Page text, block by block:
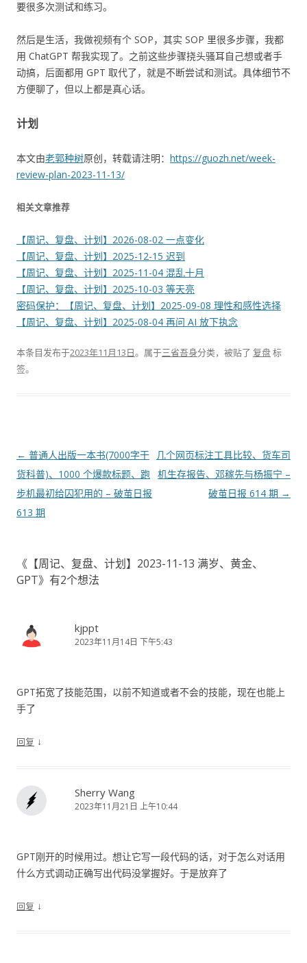
要很多次测试和练习。
然后是生活，我做视频有个 SOP，其实 SOP 里很多步骤，我都
用 ChatGPT 帮我实现了。之前这些步骤挠头骚耳自己想或者手
动搞，后面都用 GPT 取代了，就是不断尝试和测试。具体细节不
方便聊了，但以上都是真心话。
计划
本文由老郭种树原创，转载请注明： https://guozh.net/week-
review-plan-2023-11-13/
相关文章推荐
【周记、复盘、计划】2026-08-02 一点变化
【周记、复盘、计划】2025-12-15 迟到
【周记、复盘、计划】2025-11-04 混乱十月
【周记、复盘、计划】2025-10-03 等天亮
密码保护：【周记、复盘、计划】2025-09-08 理性和感性选择
【周记、复盘、计划】2025-08-04 再问 AI 放下执念
本条目发布于2023年11月13日。属于三省吾身分类，被贴了 复盘标
签。
文
章
导
航
← 普通人出版一本书(7000字干
货科普)、1000 个爆款标题、跑
步机最初给囚犯用的 – 破茧日报
613 期
几个网页标注工具比较、货车司
机生存报告、邓稼先与杨振宁 –
破茧日报 614 期 →
《 【周记、复盘、计划】2023-11-13 满岁、黄金、
GPT》有2个想法
kjppt
2023年11月14日 下午5:43
GPT拓宽了技能范围，以前不知道或者不会的技能，现在也能上
手了
回复 ↓
Sherry Wang
2023年11月21日 上午10:44
GPT刚开的时候用过。想让它写一段代码的话，对于怎么对话用
什么方式调动正确写出代码没掌握好。于是放弃了
回复 ↓